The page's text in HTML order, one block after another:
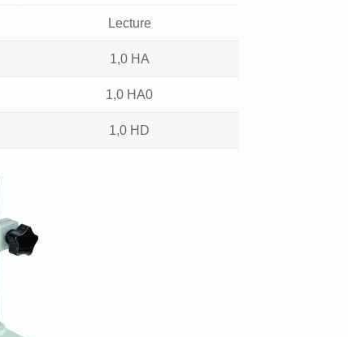
Lecture
1,0 HA
1,0 HA0
1,0 HD